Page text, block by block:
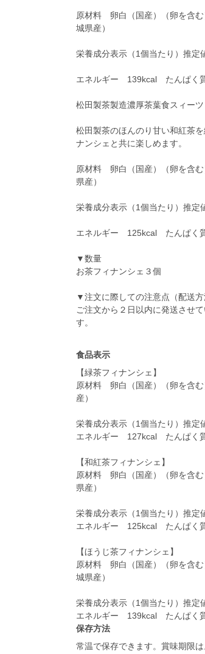
原材料 卵白（国産）（卵を含む
城県産）
栄養成分表示（1個当たり）推定
エネルギー 139kcal たんぱく
松田製茶製造濃厚茶葉食スィーツ
松田製茶のほんのり甘い和紅茶
ナンシェと共に楽しめます。
原材料 卵白（国産）（卵を含む
県産）
栄養成分表示（1個当たり）推定
エネルギー 125kcal たんぱく
▼数量
お茶フィナンシェ３個
▼注文に際しての注意点（配送方
ご注文から２日以内に発送させ
す。
食品表示
【緑茶フィナンシェ】
原材料 卵白（国産）（卵を含む
産）
栄養成分表示（1個当たり）推定
エネルギー 127kcal たんぱく
【和紅茶フィナンシェ】
原材料 卵白（国産）（卵を含む
県産）
栄養成分表示（1個当たり）推定
エネルギー 125kcal たんぱく
【ほうじ茶フィナンシェ】
原材料 卵白（国産）（卵を含む
城県産）
栄養成分表示（1個当たり）推定
保存方法
常温で保存できます。賞味期限